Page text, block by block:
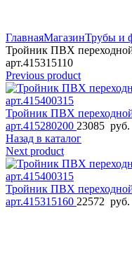
ГлавнаяМагазинТрубы и
Тройник ПВХ
арт.415315110
Previous product
Тройник ПВХ
арт.415280200 23085 руб.
Назад в каталог
Next product
Тройник ПВХ
арт.415315160 22572 руб.